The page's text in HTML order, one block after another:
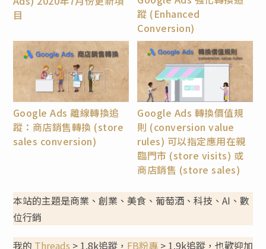
目
蹤 (Enhanced
Conversion)
Google Ads 離線轉換追
蹤：商店銷售轉換 (store
sales conversion)
Google Ads 轉換價值規
則 (conversion value
rules) 可以指定應用在親
臨門市 (store visits) 或
商店銷售 (store sales)
本站的主題是商業、創業、美食、葡萄酒、科技、AI、數
位行銷
我的 Threads > 1.8k追蹤， FB粉專> 1.9k追蹤，也歡迎加